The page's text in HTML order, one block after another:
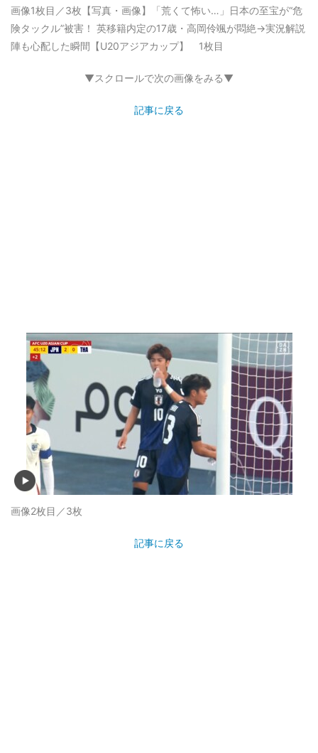
画像1枚目／3枚 【写真・画像】「荒くて怖い…」日本の至宝が“危
険タックル”被害！ 英移籍内定の17歳・高岡伶颯が悶絶→実況解説
陣も心配した瞬間【U20アジアカップ】 1枚目
▼スクロールで次の画像をみる▼
記事に戻る
画像2枚目／3枚
記事に戻る